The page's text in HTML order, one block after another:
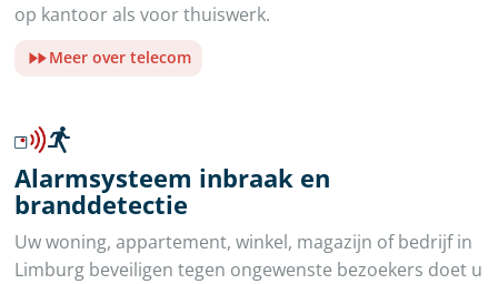
op kantoor als voor thuiswerk.
Meer over telecom
Alarmsysteem inbraak en
branddetectie
Uw woning, appartement, winkel, magazijn of bedrijf in
Limburg beveiligen tegen ongewenste bezoekers doet u